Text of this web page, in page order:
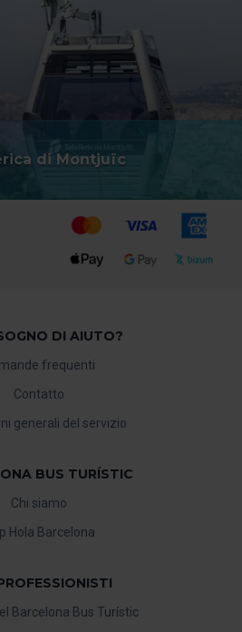
di Montjuïc
DI AIUTO?
frequenti
Contatto
generali del servizio
BUS TURÍSTIC
Chi siamo
Hola Barcelona
Barcelona Bus Turístic